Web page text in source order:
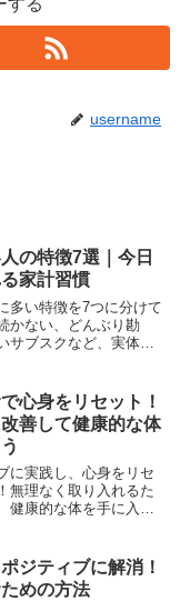
する
username
の特徴7選｜今日
家計習慣
多い特徴を7つに分けて
かない、どんぶり勘
サブスクなど、実体験
心身をリセット！
善して健康的な体
に実践し、心身をリセ
無理なく取り入れるた
健康的な体を手に入れ
ジティブに解消！
めの方法